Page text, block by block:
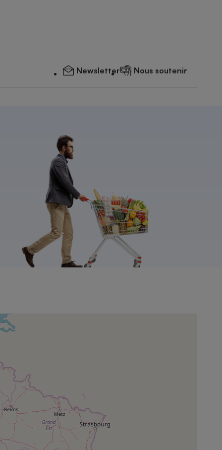
Newsletter Nous soutenir